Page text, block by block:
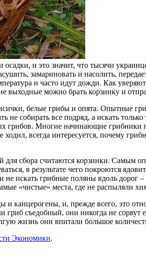
и это значит, что тысячи
замариновать и насолить,
и часто идут дожди. Как
выходные можно брать корзинку и
белые грибы и опята. Опытные
не собирать все подряд, а искать
грибов. Многие начинающие
всегда интересуется, почему
сбора считаются корзинки. Самым
в результате чего покроются
не искать грибные поляны вдоль
«чистые» места, где не распыляли
канцерогены, и, прежде всего, это
съедобный, они никогда не
жизнь они впитали большое
Экономики.